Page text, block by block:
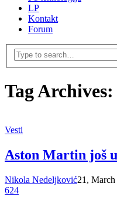
LP
Kontakt
Forum
Tag
Vesti
Aston Martin još
Nikola Nedeljković21,
624